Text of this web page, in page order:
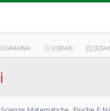
[O]RARI